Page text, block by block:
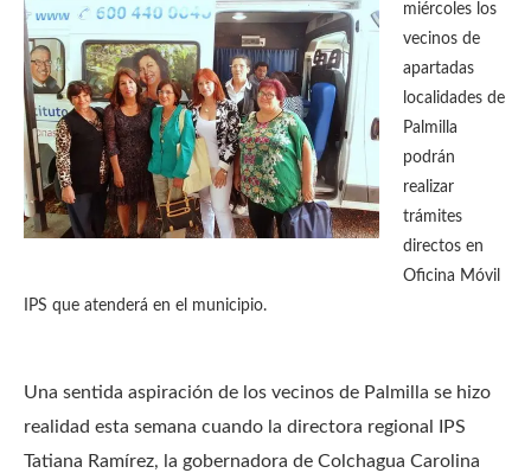
miércoles los
vecinos de
apartadas
localidades de
Palmilla
podrán
realizar
trámites
directos en
Oficina Móvil
IPS que atenderá en el municipio.
Una sentida aspiración de los vecinos de Palmilla se hizo
realidad esta semana cuando la directora regional IPS
Tatiana Ramírez, la gobernadora de Colchagua Carolina